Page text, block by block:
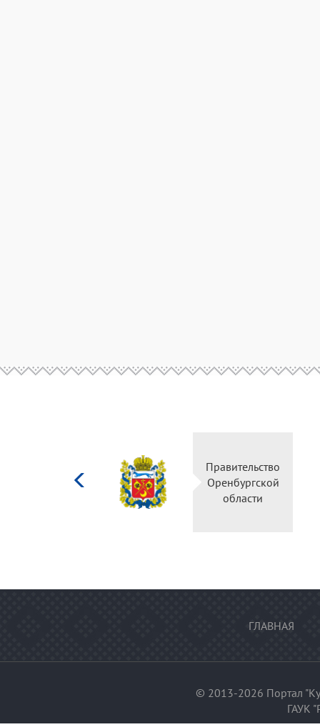
культуры
Российской
Правительство
Оренбургской
области
ГЛАВНАЯ
© 2013-2026 Портал
ГАУК